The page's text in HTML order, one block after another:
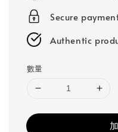
Secure
Authentic
數量